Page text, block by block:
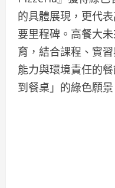
的具體展現，更代
要里程碑。高餐大
育，結合課程、實
能力與環境責任的
到餐桌」的綠色願景